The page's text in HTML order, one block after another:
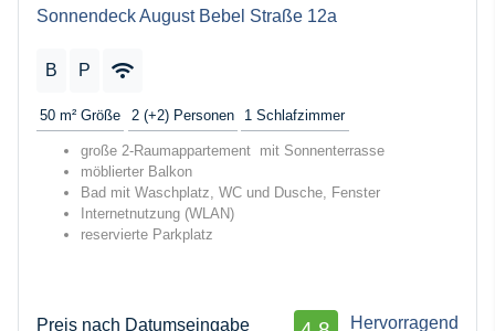
Sonnendeck August Bebel Straße 12a
B P
50 m² Größe 2 (+2) Personen 1 Schlafzimmer
große 2-Raumappartement mit Sonnenterrasse
möblierter Balkon
Bad mit Waschplatz, WC und Dusche, Fenster
Internetnutzung (WLAN)
reservierte Parkplatz
Preis nach Datumseingabe Hervorragend